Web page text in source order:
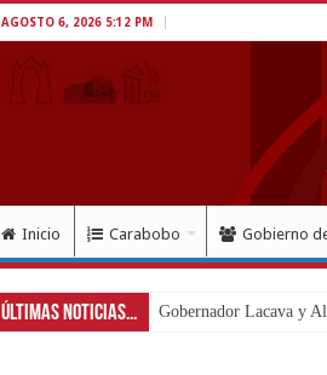
AGOSTO 6, 2026 5:12 PM
Inicio Carabobo Gobierno
Últimas Noticias...